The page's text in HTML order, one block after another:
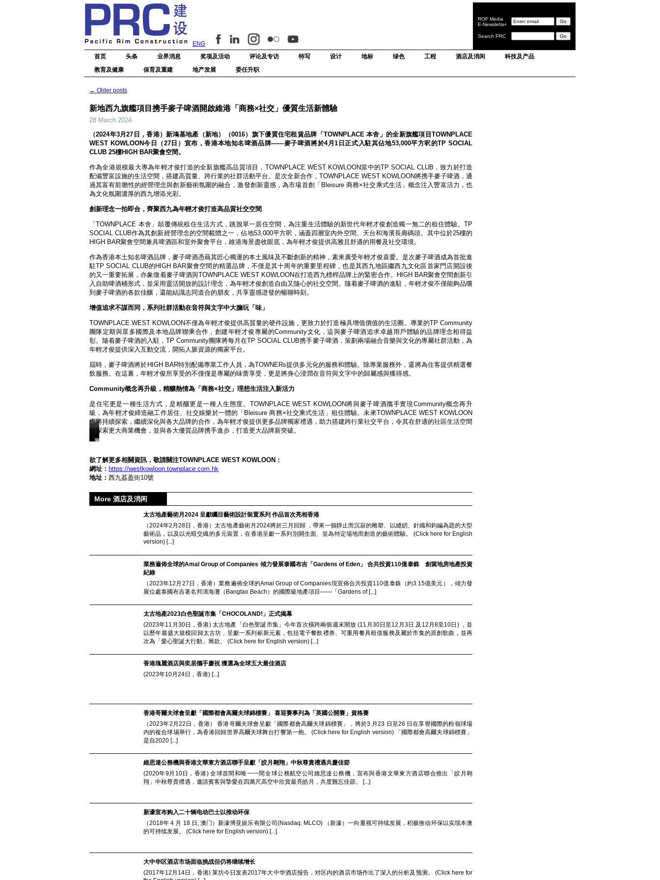
ENG
ROF Media
E-Newsletter
Search PRC
首页 头条 业界消息 奖项及活动 评论及专访 特写 设计 地标 绿色 工程 酒店及消闲
科技及产品
教育及健康
保育及重建 地产发展 委任升职
← Older posts
新地西九旗艦項目携手麥子啤酒開啟維港「商務×社交」優質生活新體驗
28 March 2024
（2024年3月27日，香港）新鴻基地產（新地）（0016）旗下優質住宅租賃品牌「TOWNPLACE 本舍」的全新旗艦項目TOWNPLACE
WEST KOWLOON今日（27日）宣布，香港本地知名啤酒品牌——麥子啤酒將於4月1日正式入駐其佔地53,000平方呎的TP SOCIAL
CLUB 25樓HIGH BAR聚會空間。
作為全港規模最大專為年輕才俊打造的全新旗艦高品質項目，TOWNPLACE WEST KOWLOON當中的TP SOCIAL CLUB，致力於打造
配備豐富設施的生活空間，搭建高質量、跨行業的社群活動平台。是次全新合作，TOWNPLACE WEST KOWLOON將携手麥子啤酒，通
過其富有前瞻性的經營理念與創新藝術氛圍的融合，激發創新靈感，為市場首創「Bleisure 商務×社交乘式生活」概念注入豐富活力，也
為文化氛圍濃厚的西九增添光彩。
創新理念一拍即合，齊聚西九為年輕才俊打造高品質社交空間
「TOWNPLACE 本舍」顛覆傳統租住生活方式，跳脫單一居住空間，為注重生活體驗的新世代年輕才俊創造獨一無二的租住體驗。TP
SOCIAL CLUB作為其創新經營理念的空間載體之一，佔地53,000平方呎，涵蓋四層室內外空間、天台和海濱長廊碼頭。其中位於25樓的
HIGH BAR聚會空間兼具啤酒區和室外聚會平台，維港海景盡收眼底，為年輕才俊提供高雅且舒適的用餐及社交環境。
作為香港本土知名啤酒品牌，麥子啤酒憑藉其匠心獨運的本土風味及不斷創新的精神，素來廣受年輕才俊喜愛。是次麥子啤酒成為首批進
駐TP SOCIAL CLUB的HIGH BAR聚會空間的精選品牌，不僅是其十周年的重要里程碑，也是其西九地區繼西九文化區首家門店開設後
的又一重要拓展，亦象徵着麥子啤酒與TOWNPLACE WEST KOWLOON在打造西九標桿品牌上的緊密合作。HIGH BAR聚會空間創新引
入自助啤酒桶形式，並采用靈活開放的設計理念，為年輕才俊創造自由又隨心的社交空間。隨着麥子啤酒的進駐，年輕才俊不僅能夠品嚐
到麥子啤酒的各款佳釀，還能結識志同道合的朋友，共享靈感迸發的暢聊時刻。
增值追求不謀而同，系列社群活動在音符與文字中大膽玩「味」
TOWNPLACE WEST KOWLOON不僅為年輕才俊提供高質量的硬件設施，更致力於打造極具增值價值的生活圈。專業的TP Community
團隊定期與眾多國際及本地品牌聯乘合作，創建年輕才俊專屬的Community文化，這與麥子啤酒追求卓越用戶體驗的品牌理念相得益
彰。隨着麥子啤酒的入駐，TP Community團隊將每月在TP SOCIAL CLUB携手麥子啤酒，策劃兩場融合音樂與文化的專屬社群活動，為
年輕才俊提供深入互動交流，開拓人脈資源的獨家平台。
屆時，麥子啤酒將於HIGH BAR特別配備專業工作人員，為TOWNERs提供多元化的服務和體驗。除專業服務外，還將為住客提供精選餐
飲服務。在這裏，年輕才俊所享受的不僅僅是專屬的味蕾享受，更是將身心浸潤在音符與文字中的歸屬感與獲得感。
Community概念再升級，精釀熱情為「商務×社交」理想生活注入新活力
是住宅更是一種生活方式，是精釀更是一種人生態度。TOWNPLACE WEST KOWLOON將與麥子啤酒攜手實現Community概念再升
級，為年輕才俊締造融工作居住、社交娛樂於一體的「Bleisure 商務×社交乘式生活」租住體驗。未來TOWNPLACE WEST KOWLOON
也將持續探索，繼續深化與各大品牌的合作，為年輕才俊提供更多品牌獨家禮遇，助力搭建跨行業社交平台，令其在舒適的社區生活空間
中探索更大商業機會，並與各大優質品牌携手進步，打造更大品牌新突破。
HIGH
聚
會
空
間
HIGH
聚
會
空
間
TOWNPLACE
KOWLOON
聯
乘
麥
啤
酒
麥
於
西
九
化
區
車
欲了解更多相關資訊，敬請關注TOWNPLACE WEST KOWLOON：
網址： https://westkowloon.townplace.com.hk
地址： 西九荔盈街10號
More 酒店及消闲
太古地產藝術月2024 呈獻矚目藝術設計裝置系列 作品首次亮相香港
（2024年2月28日，香港）太古地產藝術月2024將於三月回歸 ，帶來一個靜止而沉寂的雕塑、以縫紉、針織和鈎編為題的大型
藝術品，以及以光暗交織的多元裝置，在香港呈獻一系列別開生面、並為特定場地而創造的藝術體驗。 (Click here for English
version) [...]
業務遍佈全球的Amal Group of Companies 傾力發展泰國布吉「Gardens of Eden」 合共投資110億泰銖 創當地房地產投資
紀錄
（2023年12月27日，香港）業務遍佈全球的Amal Group of Companies現宣佈合共投資110億泰銖（約3.15億美元），傾力發
展位處泰國布吉著名邦濤海灘（Bangtao Beach）的國際級地產項目——「Gardens of [...]
太古地產2023白色聖誕市集「CHOCOLAND!」正式揭幕
(2023年11月30日，香港) 太古地產「白色聖誕市集」今年首次橫跨兩個週末開放 (11月30日至12月3日 及12月8至10日) ，並
以歷年最盛大規模回歸太古坊，呈獻一系列嶄新元素，包括電子餐飲禮券、可重用餐具租借服務及屬於市集的原創歌曲，並再
次為「愛心聖誕大行動」籌款。 (Click here for English version) [...]
香港瑰麗酒店與奕居攜手慶祝 獲選為全球五大最佳酒店
(2023年10月24日，香港) [...]
香港哥爾夫球會呈獻「國際都會高爾夫球錦標賽」 喜迎賽事列為「英國公開賽」資格賽
（2023年2月22日，香港） 香港哥爾夫球會呈獻「國際都會高爾夫球錦標賽」，將於3 月23 日至26 日在享譽國際的粉嶺球場
內的複合球埸舉行，為香港回歸世界高爾夫球舞台打響第一炮。 (Click here for English version) 「國際都會高爾夫球錦標賽」
是自2020 [...]
維思達公務機與香港文華東方酒店聯手呈獻「皎月翱翔」中秋尊貴禮遇共慶佳節
(2020年9月10日，香港) 全球首間和唯一一間全​​球公務航空公司維思達公務機，宣布與香港文華東方酒店聯合推出「皎月翱
翔」中秋尊貴禮遇，邀請賓客與摯愛在四萬尺高空中欣賞最亮皓月，共度難忘佳節。 [...]
新濠宣布购入二十辆电动巴士以推动环保
（2018年 4 月 18 日, 澳门）新濠博亚娱乐有限公司(Nasdaq: MLCO) （新濠）一向重视可持续发展，积极推动环保以实现本澳
的可持续发展。 (Click here for English version) [...]
大中华区酒店市场面临挑战但仍将继续增长
(2017年12月14日，香港) 莱坊今日发表2017年大中华酒店报告，对区内的酒店市场作出了深入的分析及预测。 (Click here for